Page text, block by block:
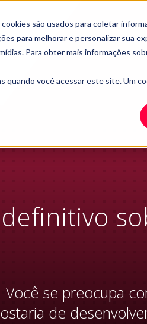
são usados para coletar
para melhorar e personalizar sua
Para obter mais informações
quando você acessar este site. Um
Você se preocupa
de